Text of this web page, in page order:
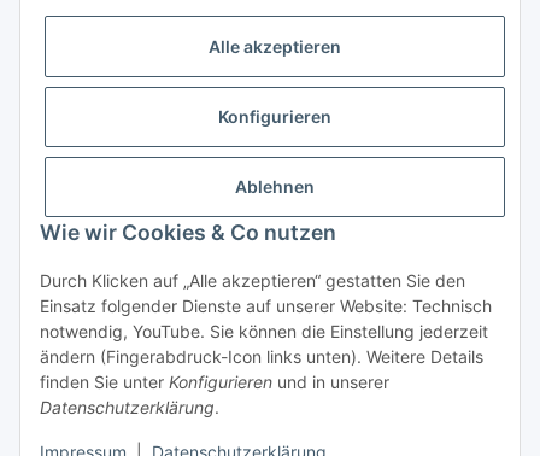
Alle akzeptieren
Konfigurieren
Ablehnen
Wie wir Cookies & Co nutzen
Durch Klicken auf „Alle akzeptieren“ gestatten Sie den
Einsatz folgender Dienste auf unserer Website: Technisch
notwendig, YouTube. Sie können die Einstellung jederzeit
ändern (Fingerabdruck-Icon links unten). Weitere Details
finden Sie unter Konfigurieren und in unserer
Datenschutzerklärung.
Impressum Datenschutzerklärung
6020 Innsbruck
Öffnungszeiten:
Vertrag widerrufen